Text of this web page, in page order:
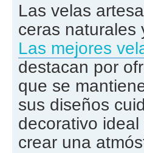
Las velas
ceras naturales
Las mejores
destacan por
que se
sus diseños
decorativo
crear una